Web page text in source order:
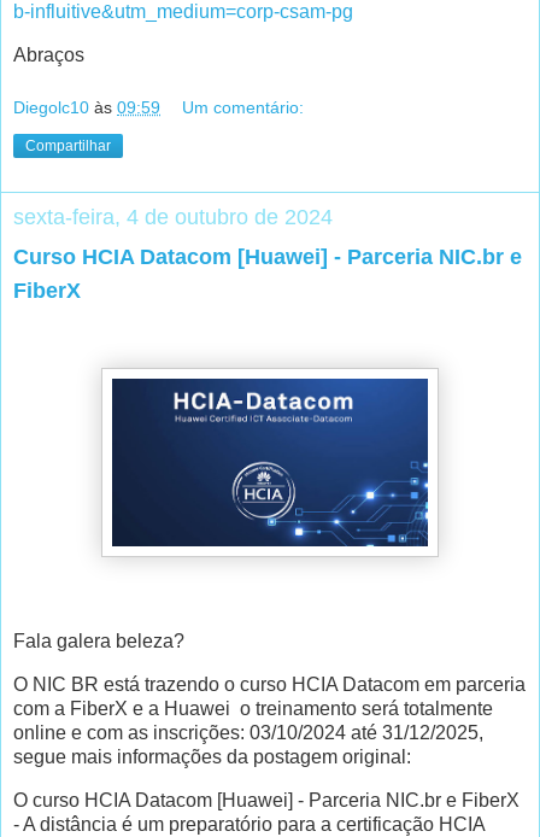
b-influitive&utm_medium=corp-csam-pg
Abraços
Diegolc10 às 09:59 Um comentário:
Compartilhar
sexta-feira, 4 de outubro de 2024
Curso HCIA Datacom [Huawei] - Parceria NIC.br e
FiberX
Fala galera beleza?
O NIC BR está trazendo o curso HCIA Datacom em parceria
com a FiberX e a Huawei o treinamento será totalmente
online e com as inscrições: 03/10/2024 até 31/12/2025,
segue mais informações da postagem original:
O curso HCIA Datacom [Huawei] - Parceria NIC.br e FiberX
- A distância é um preparatório para a certificação HCIA